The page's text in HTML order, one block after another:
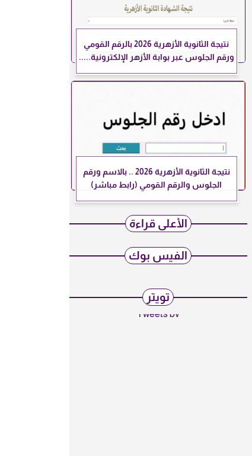
نتيجة الثانوية الأزهرية 2026 بالرقم القومي
ورقم الجلوس عبر بوابة الأزهر الإلكترونية.....
نتيجة الثانوية الأزهرية 2026 .. بالاسم ورقم
الجلوس والرقم القومي (رابط مباشر)
الأعلى قراءة
الفيس بوك
تويتر
Tweets by